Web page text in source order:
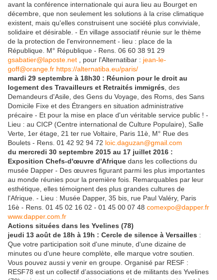
avant la conférence internationale qui aura lieu au Bourget en
décembre, que non seulement les solutions à la crise climatique
existent, mais qu'elles construisent une société plus conviviale,
solidaire et désirable. - En village associatif réunie sur le thème
de la protection de l'environnement - lieu : place de la
République. M° République - Rens. 06 60 38 91 29
gsabatier@laposte.net , pour l'Alternatibar : jean-le-
goff@orange.fr https://alternatiba.eu/paris/
mardi 29 septembre à 18h30 : Réunion pour le droit au
logement des Travailleurs et Retraités immigrés , des
Demandeurs d'Asile, des Gens du Voyage, des Roms, des Sans
Domicile Fixe et des Étrangers en situation administrative
précaire - Et pour la mise en place d'un véritable service public ! -
Lieu : au CICP (Centre international de Culture Populaire), Salle
Verte, 1er étage, 21 ter rue Voltaire, Paris 11è, M° Rue des
Boulets - Rens. 01 42 92 94 72 loic.daguzan@gmail.com
du mercredi 30 septembre 2015 au 17 juillet 2016 :
Exposition Chefs-d'œuvre d'Afrique dans les collections du
musée Dapper - Des œuvres figurant parmi les plus importantes
au monde réunies pour la première fois. Remarquables par leur
esthétique, elles témoignent des plus grandes cultures de
l'Afrique. - Lieu : Musée Dapper, 35 bis, rue Paul Valéry, Paris
16è - Rens. 01 45 02 16 02 - 01 45 00 07 48 comexpo@dapper.fr
www.dapper.com.fr
Actions situées dans les Yvelines (78)
jeudi 13 août de 18h à 19h : Cercle de silence à Versailles :
Que votre participation soit d'une minute, d'une dizaine de
minutes ou d'une heure complète, elle marque votre soutien.
Vous pouvez aussi y venir en groupe. Organisé par RESF :
RESF78 est un collectif d’associations et de militants des Yvelines